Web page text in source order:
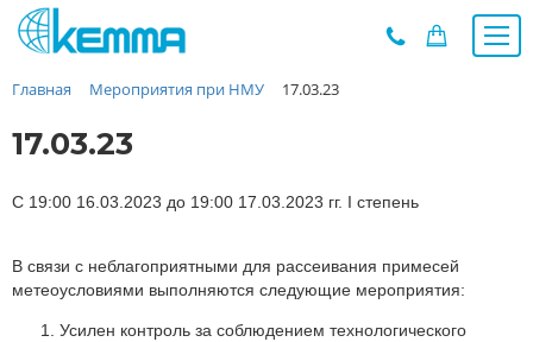
Каталог
О заводе
Новости
Дилеры
Главная Мероприятия при НМУ 17.03.23
17.03.23
С 19:00 16.03.2023 до 19:00 17.03.2023 гг. I степень
В связи с неблагоприятными для рассеивания примесей
метеоусловиями выполняются следующие мероприятия:
Усилен контроль за соблюдением технологического